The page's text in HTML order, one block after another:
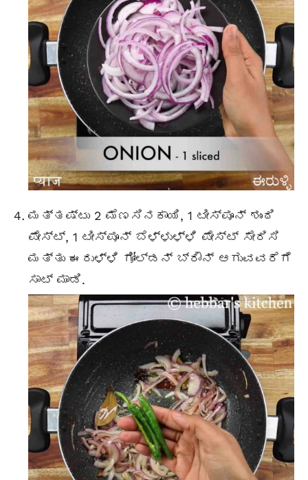
ಮತ್ತಷ್ಟು 2 ಮೆಣಸಿನಕಾಯಿ, 1 ಟೀಸ್ಪೂನ್ ಶುಂಠಿ
ಪೇಸ್ಟ್, 1 ಟೀಸ್ಪೂನ್ ಬೆಳ್ಳುಳ್ಳಿ ಪೇಸ್ಟ್ ಸೇರಿಸಿ
ಮತ್ತು ಈರುಳ್ಳಿ ಗೋಲ್ಡನ್ ಬ್ರೌನ್ ಆಗುವವರೆಗೆ
ಸಾಟ್ ಮಾಡಿ.